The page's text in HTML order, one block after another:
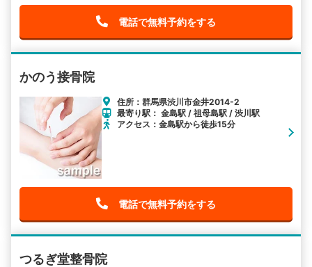
電話で無料予約をする
かのう接骨院
住所：群馬県渋川市金井2014-2
最寄り駅： 金島駅 / 祖母島駅 / 渋川駅
アクセス：金島駅から徒歩15分
電話で無料予約をする
つるぎ堂整骨院